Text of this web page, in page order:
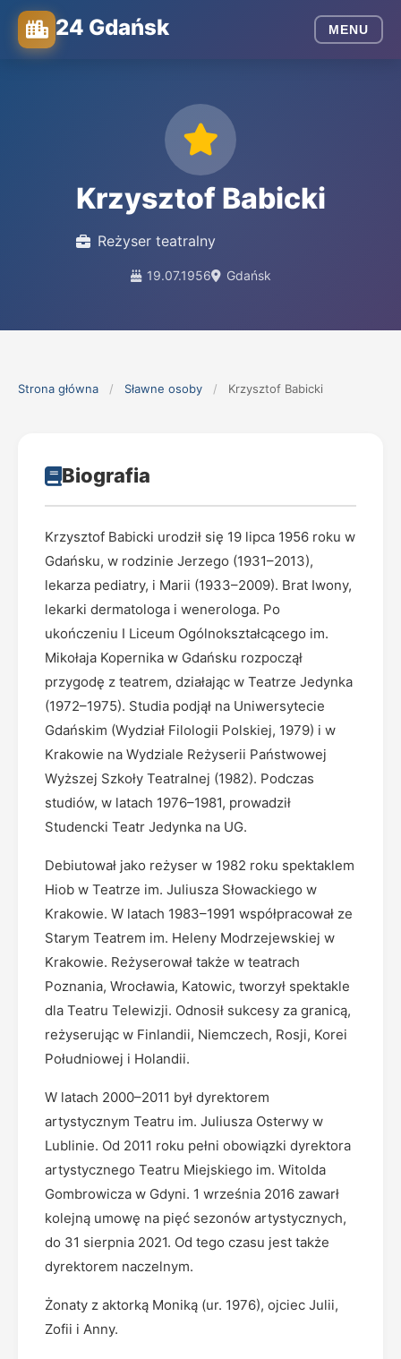
24 Gdańsk MENU
Krzysztof Babicki
Reżyser teatralny
19.07.1956 Gdańsk
Strona główna / Sławne osoby / Krzysztof Babicki
Biografia
Krzysztof Babicki urodził się 19 lipca 1956 roku w
Gdańsku, w rodzinie Jerzego (1931–2013),
lekarza pediatry, i Marii (1933–2009). Brat Iwony,
lekarki dermatologa i wenerologa. Po
ukończeniu I Liceum Ogólnokształcącego im.
Mikołaja Kopernika w Gdańsku rozpoczął
przygodę z teatrem, działając w Teatrze Jedynka
(1972–1975). Studia podjął na Uniwersytecie
Gdańskim (Wydział Filologii Polskiej, 1979) i w
Krakowie na Wydziale Reżyserii Państwowej
Wyższej Szkoły Teatralnej (1982). Podczas
studiów, w latach 1976–1981, prowadził
Studencki Teatr Jedynka na UG.
Debiutował jako reżyser w 1982 roku spektaklem
Hiob w Teatrze im. Juliusza Słowackiego w
Krakowie. W latach 1983–1991 współpracował ze
Starym Teatrem im. Heleny Modrzejewskiej w
Krakowie. Reżyserował także w teatrach
Poznania, Wrocławia, Katowic, tworzył spektakle
dla Teatru Telewizji. Odnosił sukcesy za granicą,
reżyserując w Finlandii, Niemczech, Rosji, Korei
Południowej i Holandii.
W latach 2000–2011 był dyrektorem
artystycznym Teatru im. Juliusza Osterwy w
Lublinie. Od 2011 roku pełni obowiązki dyrektora
artystycznego Teatru Miejskiego im. Witolda
Gombrowicza w Gdyni. 1 września 2016 zawarł
kolejną umowę na pięć sezonów artystycznych,
do 31 sierpnia 2021. Od tego czasu jest także
dyrektorem naczelnym.
Żonaty z aktorką Moniką (ur. 1976), ojciec Julii,
Zofii i Anny.